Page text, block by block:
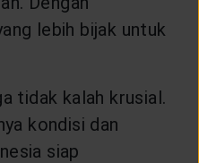
lebih bijak untuk
tidak kalah krusial.
kondisi dan
siap